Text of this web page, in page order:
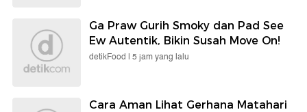
Ga Praw Gurih Smoky dan Pad See
Ew Autentik, Bikin Susah Move On!
detikFood | 5 jam yang lalu
Cara Aman Lihat Gerhana Matahari